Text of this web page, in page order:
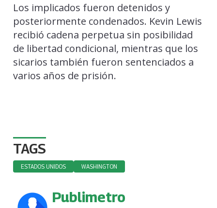
Los implicados fueron detenidos y
posteriormente condenados. Kevin Lewis
recibió cadena perpetua sin posibilidad
de libertad condicional, mientras que los
sicarios también fueron sentenciados a
varios años de prisión.
TAGS
ESTADOS UNIDOS WASHINGTON
Publimetro